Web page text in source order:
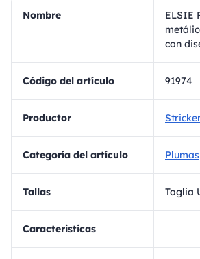
Nombre
ELSIE
con
Código del artículo 91974
Productor
Categoría del artículo Plumas
Tallas Taglia
Caracteristicas